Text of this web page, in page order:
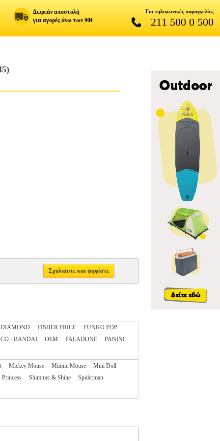
Δωρεάν αποστολή
για αγορές άνω των 90€
Για τηλεφωνικές παραγγελίες
211 500 0 500
Σχολιάστε και ψηφίστε
DIAMOND FISHER PRICE
FUNKO POP
- BANDAI OEM PALADONE
PANINI
Mickey Mouse Minnie Mouse
Mini Doll
Princess Shimmer & Shine
Spiderman